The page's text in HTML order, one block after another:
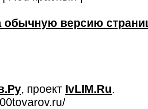
обычную версию
, проект IvLIM.Ru.